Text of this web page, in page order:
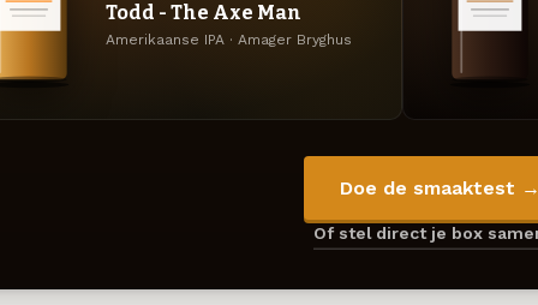
Todd - The Axe Man
Amerikaanse IPA · Amager Bryghus
Doe de smaaktest →
Of stel direct je box